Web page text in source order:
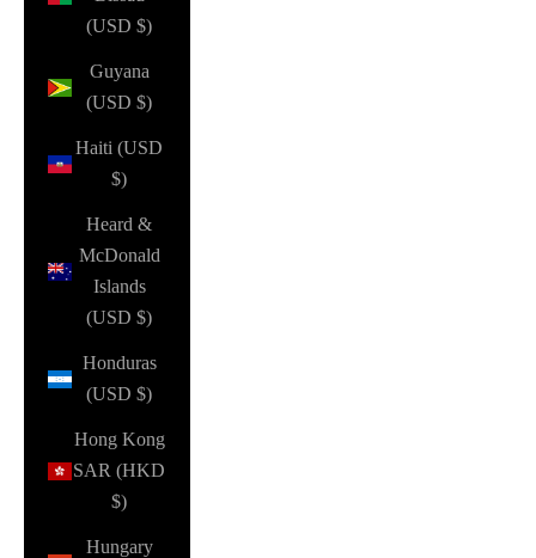
(USD $)
Guyana
(USD $)
Haiti (USD
$)
Heard &
McDonald
Islands
(USD $)
Honduras
(USD $)
Hong Kong
SAR (HKD
$)
Hungary